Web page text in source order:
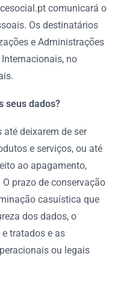
comunicará o
Os destinatários
e Administrações
no
seus dados?
até deixarem de ser
e serviços, ou até
ao apagamento,
prazo de conservação
casuística que
dos dados, o
tratados e as
ou legais